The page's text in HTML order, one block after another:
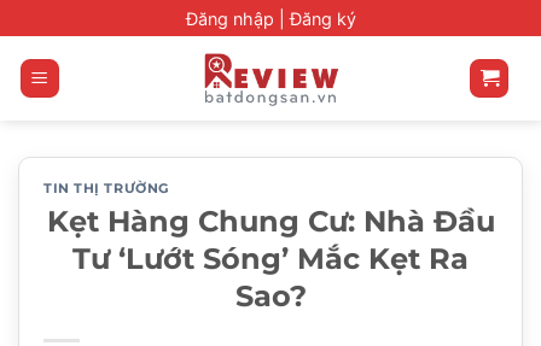
qua
nội
dung
Đăng nhập | Đăng ký
TIN THỊ TRƯỜNG
Kẹt Hàng Chung Cư: Nhà Đầu
Tư ‘Lướt Sóng’ Mắc Kẹt Ra
Sao?